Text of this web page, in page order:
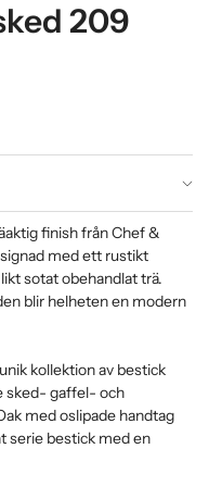
209
finish från Chef &
med ett rustikt
sotat obehandlat trä.
blir helheten en modern
kollektion av bestick
sked- gaffel- och
med oslipade handtag
serie bestick med en